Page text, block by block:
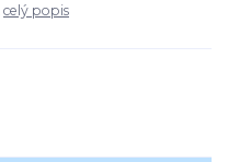
celý popis